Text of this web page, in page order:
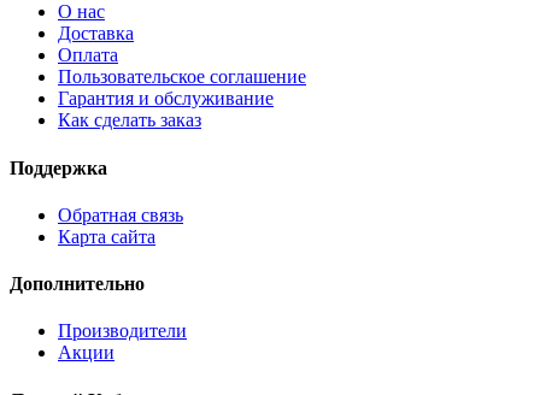
О нас
Доставка
Оплата
Пользовательское соглашение
Гарантия и обслуживание
Как сделать заказ
Поддержка
Обратная связь
Карта сайта
Дополнительно
Производители
Акции